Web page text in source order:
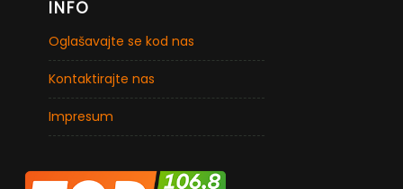
INFO
Oglašavajte se kod nas
Kontaktirajte nas
Impresum